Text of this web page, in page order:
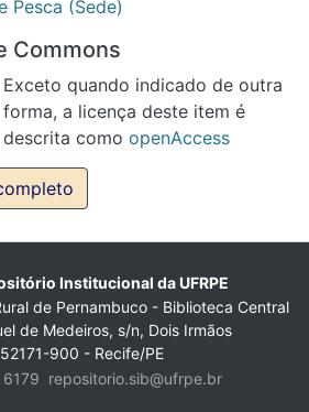
Institucional da UFRPE
de Pernambuco - Biblioteca Central
de Medeiros, s/n, Dois Irmãos
52171-900 - Recife/PE
6179
repositorio.sib@ufrpe.br